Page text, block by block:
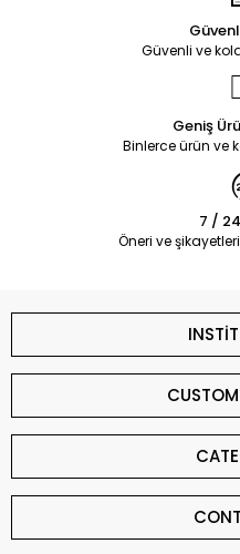
Güvenli ve
Geniş
Binlerce ürün ve
7 / 24
Öneri ve